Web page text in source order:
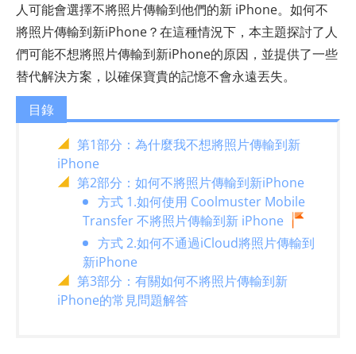
人可能會選擇不將照片傳輸到他們的新 iPhone。如何不
將照片傳輸到新iPhone？在這種情況下，本主題探討了人
們可能不想將照片傳輸到新iPhone的原因，並提供了一些
替代解決方案，以確保寶貴的記憶不會永遠丟失。
目錄
第1部分：為什麼我不想將照片傳輸到新
iPhone
第2部分：如何不將照片傳輸到新iPhone
方式 1.如何使用 Coolmuster Mobile
Transfer 不將照片傳輸到新 iPhone
方式 2.如何不通過iCloud將照片傳輸到
新iPhone
第3部分：有關如何不將照片傳輸到新
iPhone的常見問題解答